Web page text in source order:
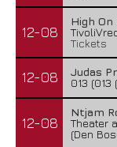
12-08
High On
Tickets
12-08
Judas
013 (013
12-08
Ntjam
Theater
(Den